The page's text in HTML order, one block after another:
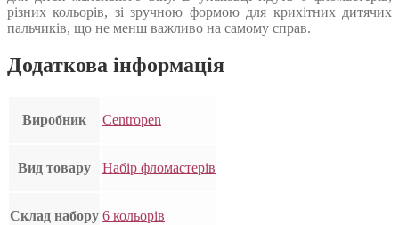
різних кольорів, зі зручною формою для крихітних дитячих
пальчиків, що не менш важливо на самому справ.
Додаткова інформація
Виробник Centropen
Вид товару Набір фломастерів
Склад набору 6 кольорів